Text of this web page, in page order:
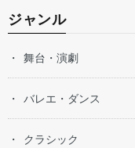
ジャンル
舞台・演劇
バレエ・ダンス
クラシック